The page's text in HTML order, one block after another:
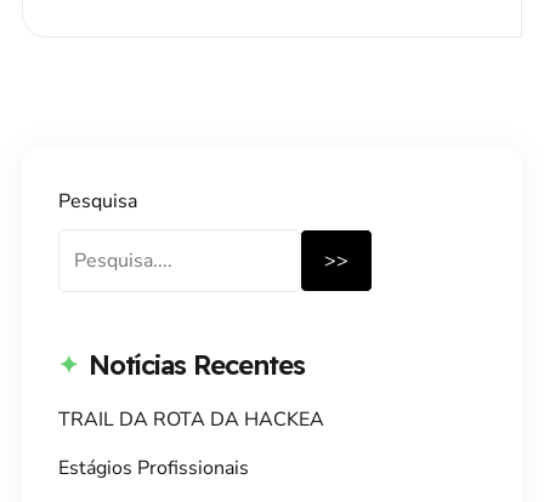
Pesquisa
>>
Notícias Recentes
TRAIL DA ROTA DA HACKEA
Estágios Profissionais